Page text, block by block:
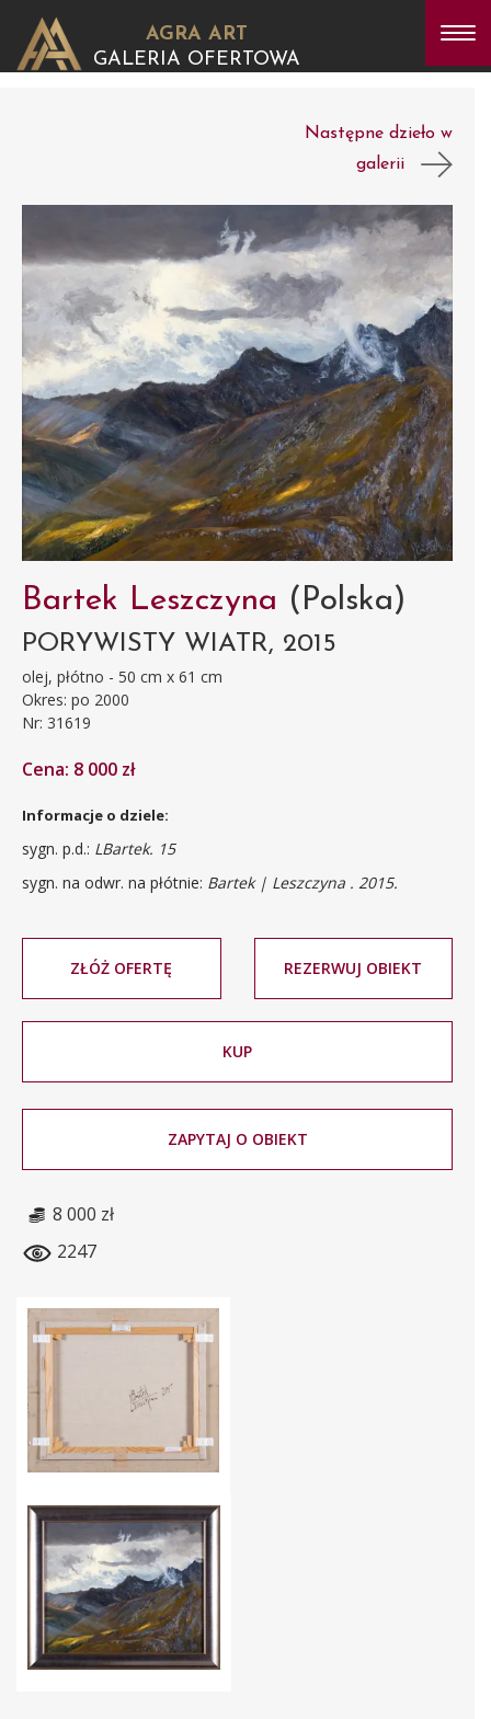
AGRA ART
GALERIA OFERTOWA
Następne dzieło w
galerii
Bartek Leszczyna (Polska)
PORYWISTY WIATR, 2015
olej, płótno - 50 cm x 61 cm
Okres: po 2000
Nr: 31619
Cena: 8 000 zł
Informacje o dziele:
sygn. p.d.: LBartek. 15
sygn. na odwr. na płótnie: Bartek | Leszczyna . 2015.
ZŁÓŻ OFERTĘ REZERWUJ OBIEKT
KUP
ZAPYTAJ O OBIEKT
8 000 zł
2247